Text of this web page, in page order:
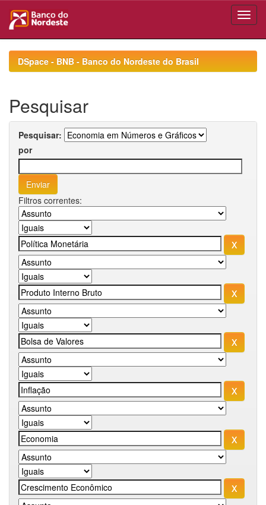
navigationDSpace - BNB - Banco do Nordeste do Brasil
Pesquisar
Pesquisar:
por
Filtros correntes: